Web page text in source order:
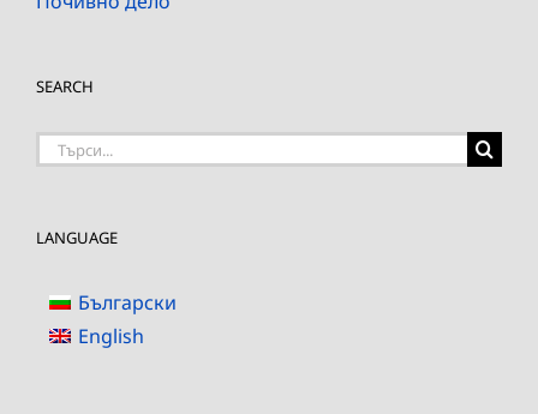
SEARCH
Търсене
LANGUAGE
Български
English